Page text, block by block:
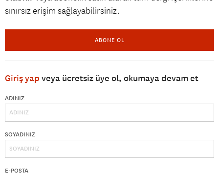
sınırsız erişim sağlayabilirsiniz.
ABONE OL
Giriş yap veya ücretsiz üye ol, okumaya devam et
ADINIZ
SOYADINIZ
E-POSTA